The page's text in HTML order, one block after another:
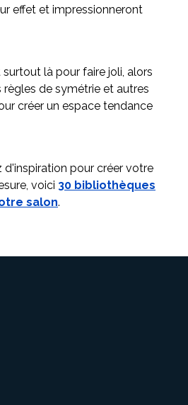
effet et impressionneront
là pour faire joli, alors
de symétrie et autres
créer un espace tendance
d'inspiration pour créer votre
voici 30 bibliothèques
salon.